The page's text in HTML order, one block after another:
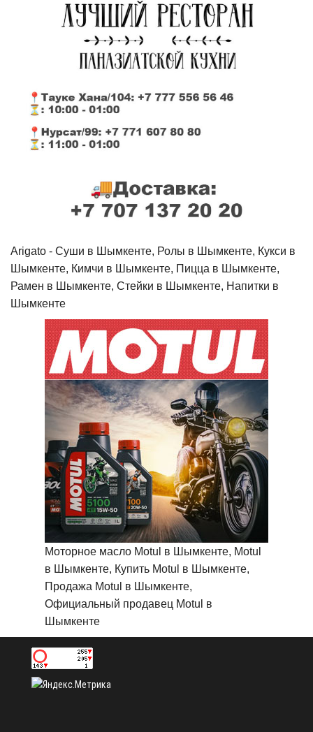
Arigato - Cуши в Шымкенте, Ролы в Шымкенте, Кукси в
Шымкенте, Кимчи в Шымкенте, Пицца в Шымкенте,
Рамен в Шымкенте, Стейки в Шымкенте, Напитки в
Шымкенте
Моторное масло Motul в Шымкенте, Motul
в Шымкенте, Купить Motul в Шымкенте,
Продажа Motul в Шымкенте,
Официальный продавец Motul в
Шымкенте